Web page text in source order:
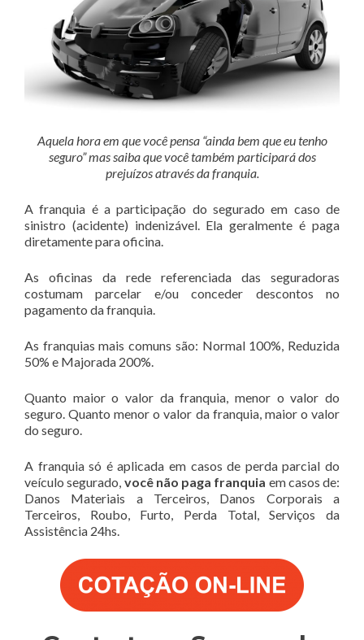
Aquela hora em que você pensa “ainda bem que eu tenho
seguro” mas saiba que você também participará dos
prejuízos através da franquia.
A franquia é a participação do segurado em caso de
sinistro (acidente) indenizável. Ela geralmente é paga
diretamente para oficina.
As oficinas da rede referenciada das seguradoras
costumam parcelar e/ou conceder descontos no
pagamento da franquia.
As franquias mais comuns são: Normal 100%, Reduzida
50% e Majorada 200%.
Quanto maior o valor da franquia, menor o valor do
seguro. Quanto menor o valor da franquia, maior o valor
do seguro.
A franquia só é aplicada em casos de perda parcial do
veículo segurado, você não paga franquia em casos de:
Danos Materiais a Terceiros, Danos Corporais a
Terceiros, Roubo, Furto, Perda Total, Serviços da
Assistência 24hs.